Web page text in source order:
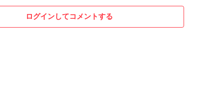
ログインしてコメントする